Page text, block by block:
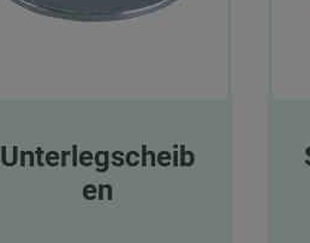
Unterlegscheib
en